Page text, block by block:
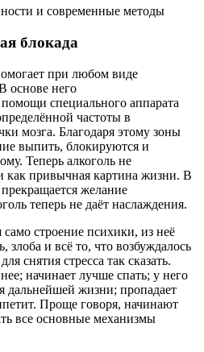
блокада
при любом виде
основе него
специального аппарата
частоты в
мозга. Благодаря этому зоны
выпить, блокируются и
Теперь алкоголь не
как привычная картина жизни. В
желание
теперь не даёт наслаждения.
строение психики, из неё
злоба и всё то, что возбуждалось
снятия стресса так сказать.
начинает лучше спать; у него
дальнейшей жизни; пропадает
Проще говоря, начинают
все основные механизмы